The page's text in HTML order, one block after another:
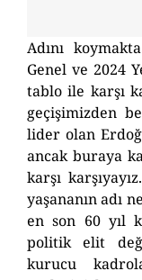
Adını
Genel ve 2024
tablo ile karşı
geçişimizden
lider olan
ancak buraya
karşı
yaşananın adı
en son 60 yıl
politik elit
kurucu